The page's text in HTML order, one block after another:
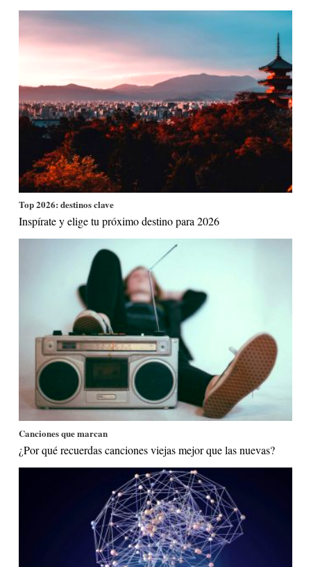
Top 2026: destinos clave
Inspírate y elige tu próximo destino para 2026
Canciones que marcan
¿Por qué recuerdas canciones viejas mejor que las nuevas?